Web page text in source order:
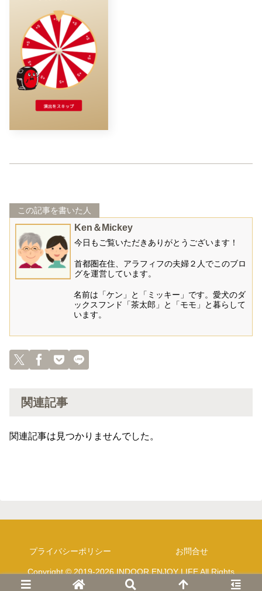
この記事を書いた人
Ken＆Mickey
今日もご覧いただきありがとうございます！
首都圏在住、アラフィフの夫婦２人でこのブロ
グを運営しています。
名前は「ケン」と「ミッキー」です。愛犬のダ
ックスフンド「茶太郎」と「モモ」と暮らして
います。
関連記事
関連記事は見つかりませんでした。
プライバシーポリシー お問合せ
Copyright © 2019-2026 INDOOR ENJOY LIFE All Rights
Reserved.